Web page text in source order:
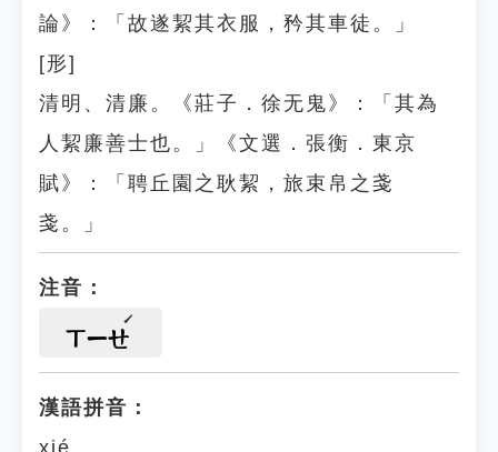
論》：「故遂絜其衣服，矜其車徒。」
[形]
清明、清廉。《莊子．徐无鬼》：「其為
人絜廉善士也。」《文選．張衡．東京
賦》：「聘丘園之耿絜，旅束帛之戔
戔。」
注音：
ㄒㄧㄝ
漢語拼音：
xié